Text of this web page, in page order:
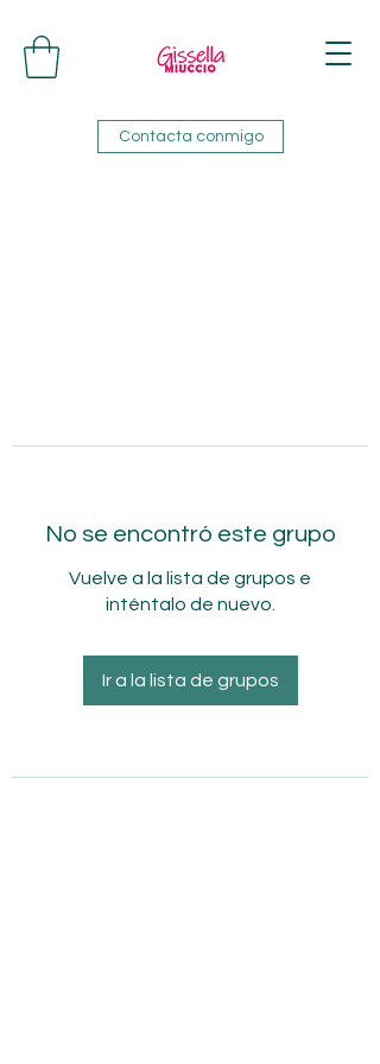
Contacta conmigo
No se encontró este grupo
Vuelve a la lista de grupos e
inténtalo de nuevo.
Ir a la lista de grupos